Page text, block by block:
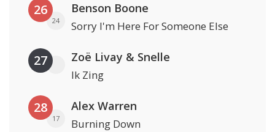
26
24
Benson Boone
Sorry I'm Here For Someone Else
27 Zoë Livay & Snelle
Ik Zing
28
17
Alex Warren
Burning Down